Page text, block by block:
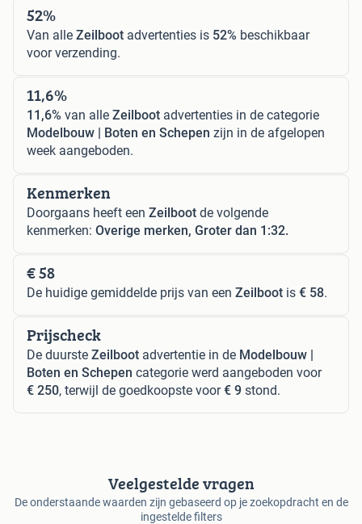
52%
Van alle Zeilboot advertenties is 52% beschikbaar
voor verzending.
11,6%
11,6% van alle Zeilboot advertenties in de categorie
Modelbouw | Boten en Schepen zijn in de afgelopen
week aangeboden.
Kenmerken
Doorgaans heeft een Zeilboot de volgende
kenmerken: Overige merken, Groter dan 1:32.
€ 58
De huidige gemiddelde prijs van een Zeilboot is € 58.
Prijscheck
De duurste Zeilboot advertentie in de Modelbouw |
Boten en Schepen categorie werd aangeboden voor
€ 250, terwijl de goedkoopste voor€ 9 stond.
Veelgestelde vragen
De onderstaande waarden zijn gebaseerd op je zoekopdracht en de
ingestelde filters